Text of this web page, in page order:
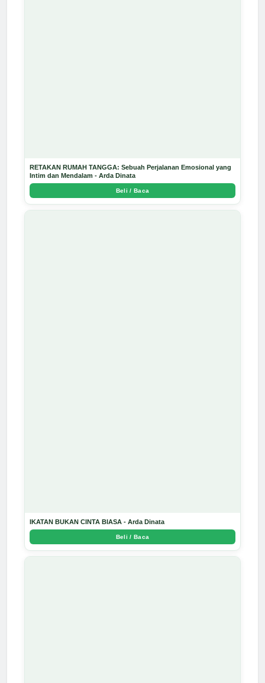
RETAKAN RUMAH TANGGA: Sebuah Perjalanan Emosional yang
Intim dan Mendalam - Arda Dinata
Beli / Baca
IKATAN BUKAN CINTA BIASA - Arda Dinata
Beli / Baca